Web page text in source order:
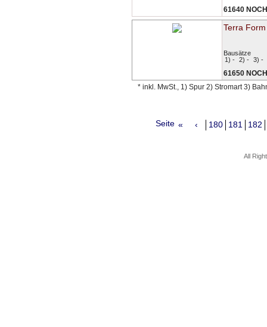
61640 NOCH
Terra
Bausätze
1) - 2) - 3) -
61650 NOCH
* inkl. MwSt., 1) Spur 2) Stromart 3)
Seite « ‹ 180 181 182
All